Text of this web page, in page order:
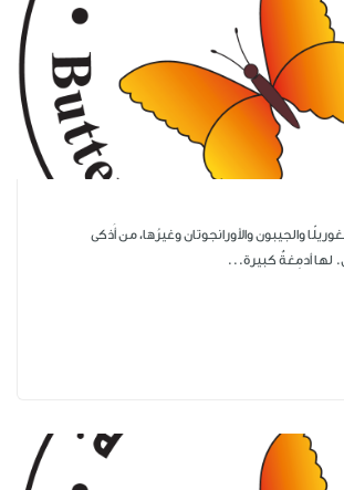
والجيبون والأورانجوتان وغيرُها، من أَذكى
لها أدمِغةٌ كبيرة...